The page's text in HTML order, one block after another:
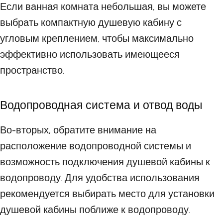
Если ванная комната небольшая, вы можете
выбрать компактную душевую кабину с
угловым креплением, чтобы максимально
эффективно использовать имеющееся
пространство.
Водопроводная система и отвод воды
Во-вторых, обратите внимание на
расположение водопроводной системы и
возможность подключения душевой кабины к
водопроводу. Для удобства использования
рекомендуется выбирать место для установки
душевой кабины поближе к водопроводу.